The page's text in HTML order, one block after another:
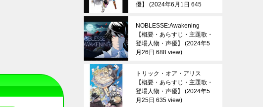
優】
2024年6月1日 645
NOBLESSE:Awakening
【概要・あらすじ・主題歌・
登場人物・声優】
2024年5
月26日 688 view
トリック・オア・アリス
【概要・あらすじ・主題歌・
登場人物・声優】
2024年5
月25日 635 view